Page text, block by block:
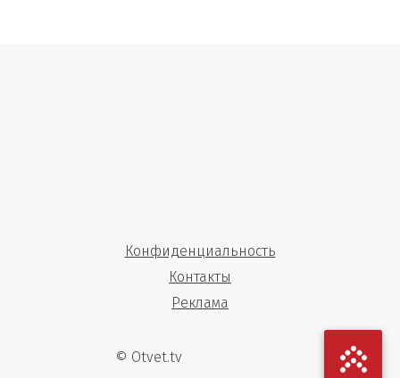
Конфиденциальность
Контакты
Реклама
© Otvet.tv